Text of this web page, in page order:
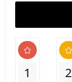
1 2